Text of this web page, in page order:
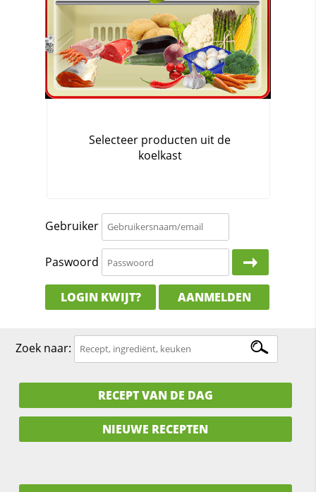
Gebruiker
Paswoord
LOGIN KWIJT? AANMELDEN
Zoek naar:
RECEPT VAN DE DAG
NIEUWE RECEPTEN